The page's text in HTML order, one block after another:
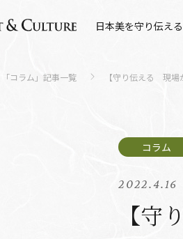
日本美を守り伝え
「コラム」記事一覧 【守り伝える 現場
2022.4.16
【